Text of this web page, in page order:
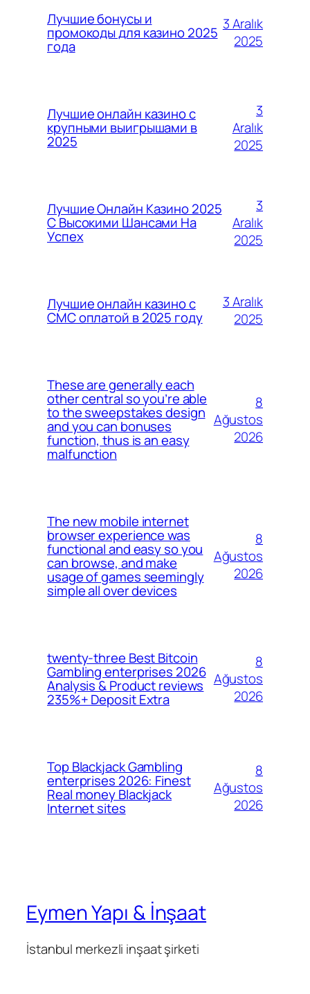
Лучшие бонусы и
промокоды для казино 2025
года
3 Aralık
2025
Лучшие онлайн казино с
крупными выигрышами в
2025
3
Aralık
2025
Лучшие Онлайн Казино 2025
С Высокими Шансами На
Успех
3
Aralık
2025
Лучшие онлайн казино с
СМС оплатой в 2025 году
3 Aralık
2025
These are generally each
other central so you’re able
to the sweepstakes design
and you can bonuses
function, thus is an easy
malfunction
8
Ağustos
2026
The new mobile internet
browser experience was
functional and easy so you
can browse, and make
usage of games seemingly
simple all over devices
8
Ağustos
2026
twenty-three Best Bitcoin
Gambling enterprises 2026
Analysis & Product reviews
235%+ Deposit Extra
8
Ağustos
2026
Top Blackjack Gambling
enterprises 2026: Finest
Real money Blackjack
Internet sites
8
Ağustos
2026
Eymen Yapı & İnşaat
İstanbul merkezli inşaat şirketi